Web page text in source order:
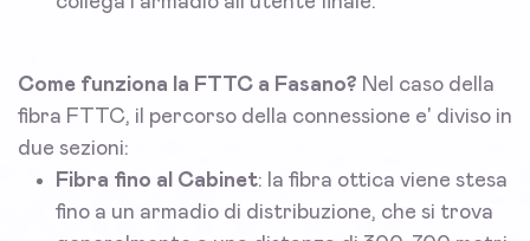
Come funziona la FTTC a Fasano? Nel caso della
fibra FTTC, il percorso della connessione e' diviso in
due sezioni:
Fibra fino al Cabinet: la fibra ottica viene stesa
fino a un armadio di distribuzione, che si trova